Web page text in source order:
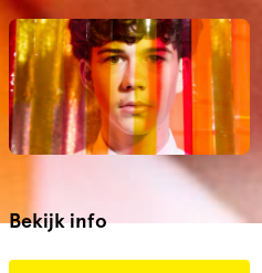
Bekijk info